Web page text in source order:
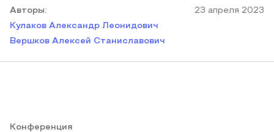
Авторы:
Кулаков Александр Леонидович
Вершков Алексей Станиславович
23 апреля 2023
Конференция